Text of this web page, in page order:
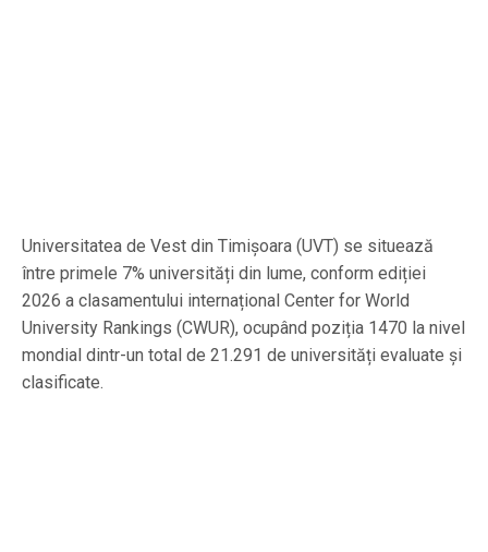
Universitatea de Vest din Timișoara (UVT) se situează
între primele 7% universități din lume, conform ediției
2026 a clasamentului internațional Center for World
University Rankings (CWUR), ocupând poziția 1470 la nivel
mondial dintr-un total de 21.291 de universități evaluate și
clasificate.